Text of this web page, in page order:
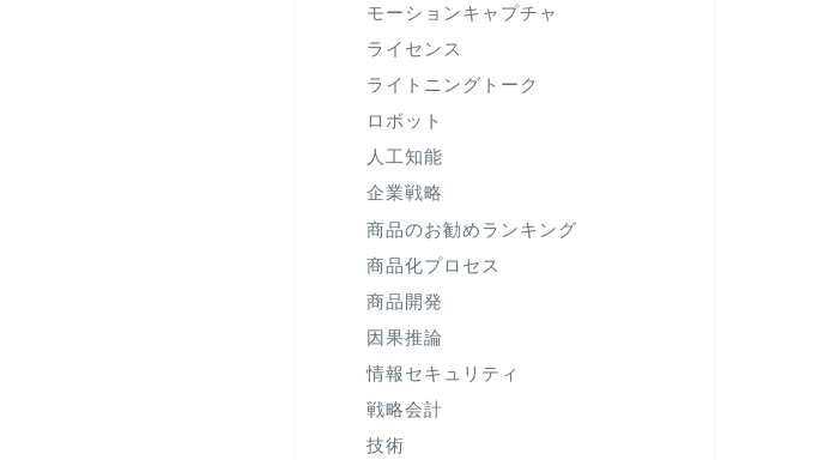
モーションキャプチャ
ライセンス
ライトニングトーク
ロボット
人工知能
企業戦略
商品のお勧めランキング
商品化プロセス
商品開発
因果推論
情報セキュリティ
戦略会計
技術